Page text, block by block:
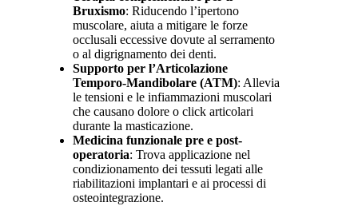
Bruxismo: Riducendo l’ipertono
muscolare, aiuta a mitigare le forze
occlusali eccessive dovute al serramento
o al digrignamento dei denti.
Supporto per l’Articolazione
Temporo-Mandibolare (ATM): Allevia
le tensioni e le infiammazioni muscolari
che causano dolore o click articolari
durante la masticazione.
Medicina funzionale pre e post-
operatoria: Trova applicazione nel
condizionamento dei tessuti legati alle
riabilitazioni implantari e ai processi di
osteointegrazione.